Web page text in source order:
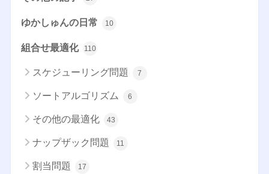
ゆかしゅんの日常 10
組合せ最適化 110
スケジューリング問題 7
ソートアルゴリズム 6
その他の最適化 43
ナップザック問題 11
割当問題 17